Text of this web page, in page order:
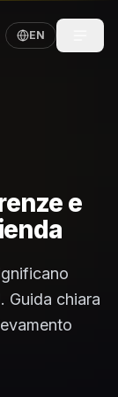
EN
e
Guida chiara